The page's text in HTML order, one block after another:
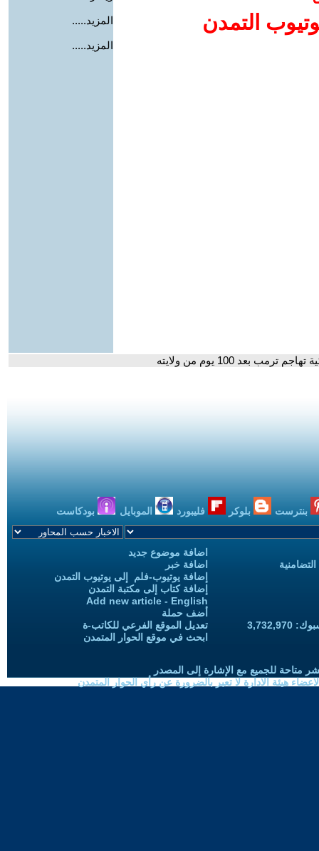
التمدن
المزيد.....
المزيد.....
بعد 100 يوم من ولايته
بنترست بلوكر فليبورد الموبايل بودكاست
اضافة موضوع جديد
اضافة خبر
إضافة يوتيوب-فلم إلى يوتيوب التمدن
إضافة كتاب إلى مكتبة التمدن
Add new article - English
أضف حملة
تعديل الموقع الفرعي للكاتب-ة
ابحث في موقع الحوار المتمدن
متاحة للجميع مع الإشارة إلى المصدر
هيئة الادارة لا تعبر بالضرورة عن رأي الحوار المتمدن